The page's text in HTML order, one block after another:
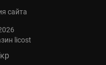
сайта
licost